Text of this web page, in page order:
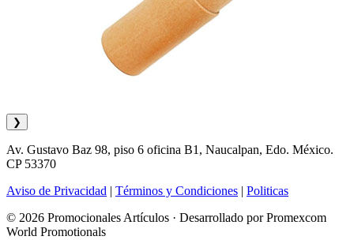
❯
Av. Gustavo Baz 98, piso 6 oficina B1, Naucalpan, Edo. México.
CP 53370
Aviso de Privacidad | Términos y Condiciones | Politicas
© 2026 Promocionales Artículos · Desarrollado por Promexcom
World Promotionals